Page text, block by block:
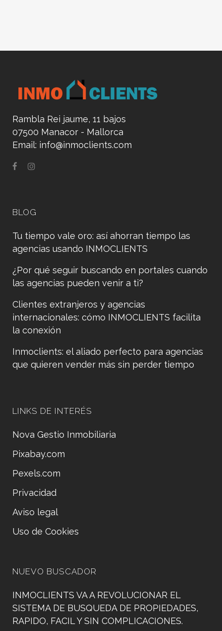
Rambla Rei jaume, 11 bajos
07500 Manacor - Mallorca
Email: info@inmoclients.com
BLOG
Tu tiempo vale oro: así ahorran tiempo las
agencias usando INMOCLIENTS
¿Por qué seguir buscando en portales cuando
las agencias pueden venir a ti?
Clientes extranjeros y agencias
internacionales: cómo INMOCLIENTS facilita
la conexión
Inmoclients: el aliado perfecto para agencias
que quieren vender más sin perder tiempo
LINKS DE INTERÉS
Nova Gestio Inmobiliaria
Pixabay.com
Pexels.com
Privacidad
Aviso legal
Uso de Cookies
NUEVO BUSCADOR
INMOCLIENTS VA A REVOLUCIONAR EL
SISTEMA DE BUSQUEDA DE PROPIEDADES,
RAPIDO, FACIL Y SIN COMPLICACIONES.